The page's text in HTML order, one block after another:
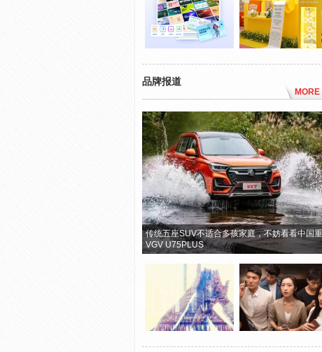
品牌报道
MORE
传统五座SUV不适合多孩家庭，不妨看看中国
VGV U75PLUS